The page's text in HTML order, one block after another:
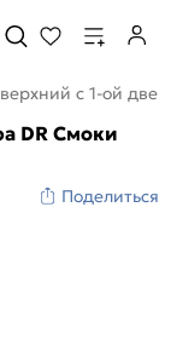
с 1-ой
DR Смоки
Поделиться